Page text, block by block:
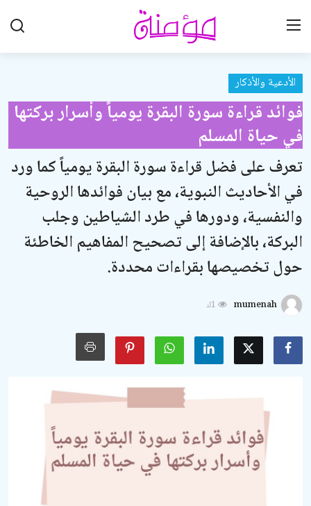
تواصل معنا
تعاون معنا
الرئيسية
العقيدة الإسلامية
علوم القرآن الكريم
الطهارة والعبادات
الخطوبة والزواج والطلاق
اللباس والزينة
الأدعية والأذكار
السيرة النبوية والتاريخ الإسلامي
مسائل فقهية وفتاوى معاصرة
مسائل خاصة بالمرأة
تربية الأبناء
الأدعية والأذكار
فوائد قراءة سورة البقرة يومياً وأسرار بركتها
في حياة المسلم
تعرف على فضل قراءة سورة البقرة يومياً كما ورد
في الأحاديث النبوية، مع بيان فوائدها الروحية
والنفسية، ودورها في طرد الشياطين وجلب
البركة، بالإضافة إلى تصحيح المفاهيم الخاطئة
حول تخصيصها بقراءات محددة.
mumenah